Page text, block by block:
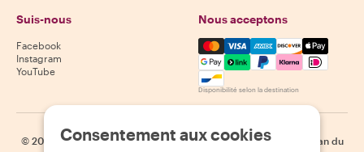
Suis-nous
Facebook
Instagram
YouTube
Nous acceptons
Mastercard, Visa, Amex,
Disponibilité selon la destination
© 2026 Withlocals.com | Politique de confidentialité | Cookies
Plan du
Consentement aux cookies